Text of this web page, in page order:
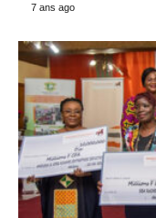
7 ans ago